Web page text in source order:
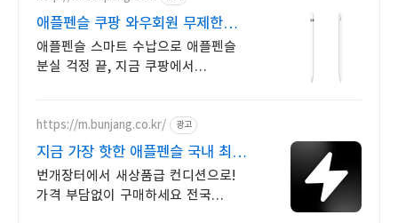
애플펜슬 쿠팡 와우회원 무제한
무료배송
애플펜슬 스마트 수납으로 애플펜슬
분실 걱정 끝, 지금 쿠팡에서
30일 무료반품.
https://m.bunjang.co.kr/ 광고
지금 가장 핫한 애플펜슬 국내 최대
브랜드 중고거래
번개장터에서 새상품급 컨디션으로!
가격 부담없이 구매하세요 전국